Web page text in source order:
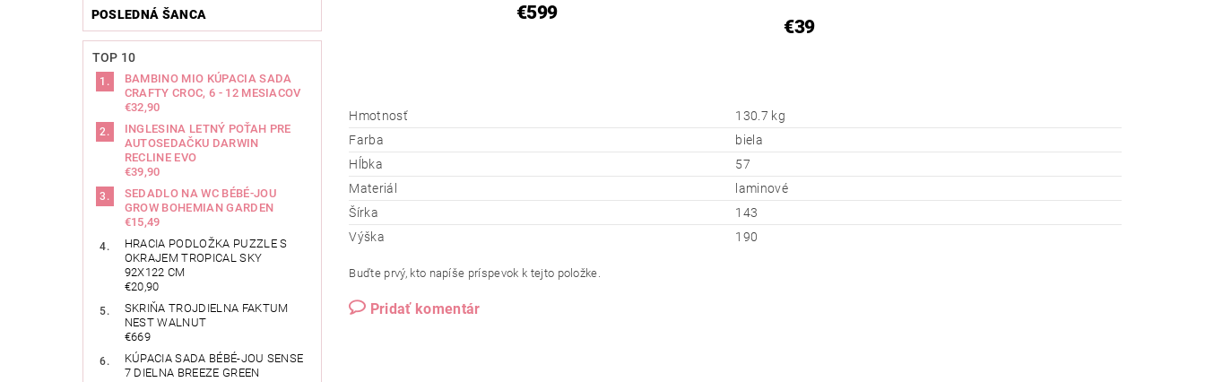
POSLEDNÁ ŠANCA
TOP 10
BAMBINO MIO KÚPACIA SADA
CRAFTY CROC, 6 - 12 MESIACOV
€32,90
INGLESINA LETNÝ POŤAH PRE
AUTOSEDAČKU DARWIN
RECLINE EVO
€39,90
SEDADLO NA WC BÉBÉ-JOU
GROW BOHEMIAN GARDEN
€15,49
HRACIA PODLOŽKA PUZZLE S
OKRAJEM TROPICAL SKY
92X122 CM
€20,90
SKRIŇA TROJDIELNA FAKTUM
NEST WALNUT
€669
KÚPACIA SADA BÉBÉ-JOU SENSE
7 DIELNA BREEZE GREEN
€599
€39
Hmotnosť
130.7 kg
Farba
biela
Hĺbka
57
Materiál
laminové
Šírka
143
Výška
190
Buďte prvý, kto napíše príspevok k tejto položke.
Pridať komentár